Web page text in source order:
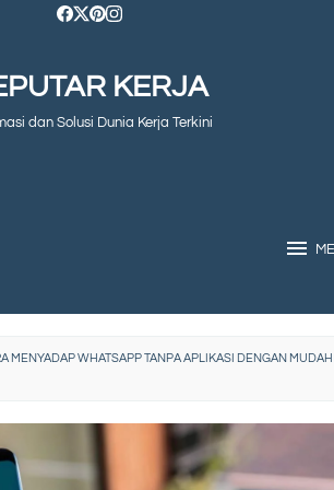
KERJA
dan Solusi Dunia Kerja Terkini
MENYADAP WHATSAPP TANPA APLIKASI DENGAN MUDAH